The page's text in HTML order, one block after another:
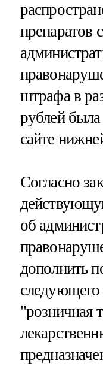
препаратов
штрафа в
рублей
сайте
Согласно
об
дополнить
следующего
"розничная